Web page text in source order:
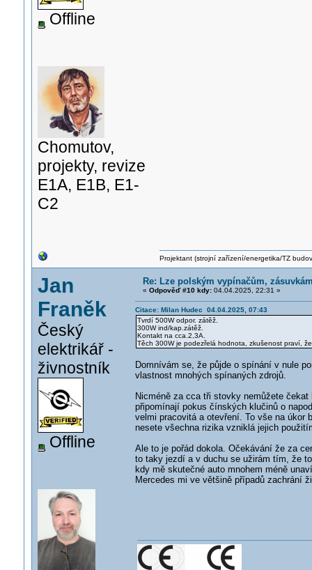
Offline
Chomutov,
projekty, revize
E1A, E1B, E1-
C2
Projektant (strojní zařízení/energetika/TZ
Jan
Franěk
Český
elektrikář -
živnostník
Offline
Re: Lze polským vypínačům,
« Odpověď #10 kdy:04.04.2025, 22:31 »
Citace: Milan Hudec 04.04.2025, 07:43
Tvrdí 500W odpor. zátěž.
300W ind/kap.zátěž.
Kontakt na cca.2,3A.
Těch 300W je podezřelá hodnota, zkušenost praví,
Domnívám se, že půjde o spínání v nule
vlastnost mnohých spínaných zdrojů.
Nicméně za cca tři stovky nemůžete
připomínají pokus čínských klučinů o
velmi pracovitá a otevření. To vše na
nesete všechna rizika vzniklá jejich
Ale to je pořád dokola. Očekávání že za
to taky jezdí a v duchu se užirám tím, že
kdy mě skutečné auto mnohem méně
Mercedes mi ve většině případů zachrání